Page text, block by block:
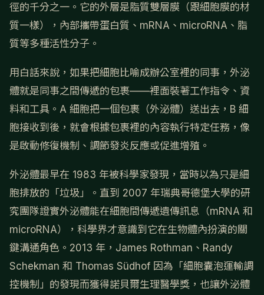
徑的千分之一。它的外層是脂質雙層膜（跟細胞膜的材
質一樣），內部攜帶蛋白質、mRNA、microRNA、脂
質等多種活性分子。
用白話來說，如果把細胞比喻成辦公室裡的同事，外泌
體就是同事之間傳遞的包裹——裡面裝著工作指令、資
料和工具。A 細胞把一個包裹（外泌體）送出去，B 細
胞接收到後，就會根據包裹裡的內容執行特定任務，像
是啟動修復機制、調節發炎反應或促進增殖。
外泌體最早在 1983 年被科學家發現，當時以為只是細
胞排放的「垃圾」。直到 2007 年瑞典哥德堡大學的研
究團隊證實外泌體能在細胞間傳遞遺傳訊息（mRNA 和
microRNA），科學界才意識到它在生物體內扮演的關
鍵溝通角色。2013 年，James Rothman、Randy
Schekman 和 Thomas Südhof 因為「細胞囊泡運輸調
控機制」的發現而獲得諾貝爾生理醫學獎，也讓外泌體